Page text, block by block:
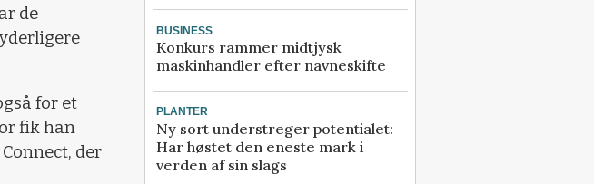
de
for et
fik han
der
BUSINESS
Konkurs rammer midtjysk
maskinhandler efter navneskifte
PLANTER
Ny sort understreger potentialet:
Har høstet den eneste mark i
verden af sin slags